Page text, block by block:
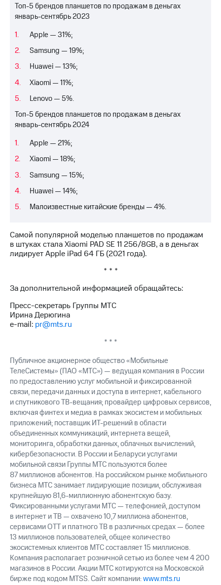
о
погашении
именных
облигаций
Другое
Регистратор
Контакты
развитие
На главную
Топ-5 брендов планшетов по продажам в деньгах
январь-сентябрь 2023
Apple — 31%;
Samsung — 19%;
Huawei — 13%;
Xiaomi — 11%;
Lenovo — 5%.
Топ-5 брендов планшетов по продажам в деньгах
январь-сентябрь 2024
Apple — 21%;
Xiaomi — 18%;
Samsung — 15%;
Huawei — 14%;
Малоизвестные китайские бренды — 4%.
Самой популярной моделью планшетов по продажам
в штуках стала Xiaomi PAD SE 11 256/8GB, а в деньгах
лидирует Apple iPad 64 ГБ (2021 года).
* * *
За дополнительной информацией обращайтесь:
Пресс-секретарь Группы МТС
Ирина Дерюгина
e-mail: pr@mts.ru
* * *
Публичное акционерное общество «Мобильные
ТелеСистемы» (ПАО «МТС») — ведущая компания в России
по предоставлению услуг мобильной и фиксированной
связи, передачи данных и доступа в интернет, кабельного
и спутникового ТВ-вещания; провайдер цифровых сервисов,
включая финтех и медиа в рамках экосистем и мобильных
приложений; поставщик ИТ-решений в области
объединенных коммуникаций, интернета вещей,
мониторинга, обработки данных, облачных вычислений,
кибербезопасности. В России и Беларуси услугами
мобильной связи Группы МТС пользуются более
87 миллионов абонентов. На российском рынке мобильного
бизнеса МТС занимает лидирующие позиции, обслуживая
крупнейшую 81,6-миллионную абонентскую базу.
Фиксированными услугами МТС — телефонией, доступом
в интернет и ТВ — охвачено 10,7 миллиона абонентов,
сервисами OTT и платного ТВ в различных средах — более
13 миллионов пользователей, общее количество
экосистемных клиентов МТС составляет 15 миллионов.
Компания располагает розничной сетью из более чем 4 200
магазинов в России. Акции МТС котируются на Московской
бирже под кодом MTSS. Сайт компании:www.mts.ru